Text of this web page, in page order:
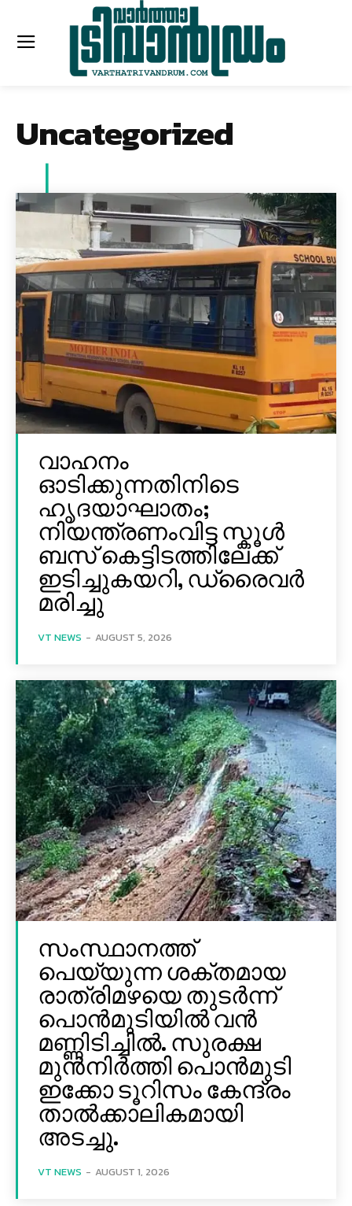
Uncategorized
വാഹനം
ഓടിക്കുന്നതിനിടെ
ഹൃദയാഘാതം;
നിയന്ത്രണംവിട്ട സ്കൂൾ
ബസ് കെട്ടിടത്തിലേക്ക്
ഇടിച്ചുകയറി, ഡ്രൈവർ
മരിച്ചു
VT NEWS - AUGUST 5, 2026
സംസ്ഥാനത്ത്
പെയ്യുന്ന ശക്തമായ
രാത്രിമഴയെ തുടർന്ന്
പൊൻമുടിയില്‍ വൻ
മണ്ണിടിച്ചില്‍. സുരക്ഷ
മുൻനിർത്തി പൊൻമുടി
ഇക്കോ ടൂറിസം കേന്ദ്രം
താല്‍ക്കാലികമായി
അടച്ചു.
VT NEWS - AUGUST 1, 2026